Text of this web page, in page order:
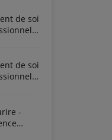
de soi
-
de soi
-
-